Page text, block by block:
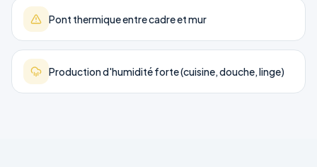
Pont thermique entre cadre et mur
Production d'humidité forte (cuisine, douche, linge)